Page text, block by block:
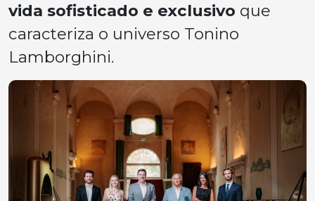
vida sofisticado e exclusivo que
caracteriza o universo Tonino
Lamborghini.